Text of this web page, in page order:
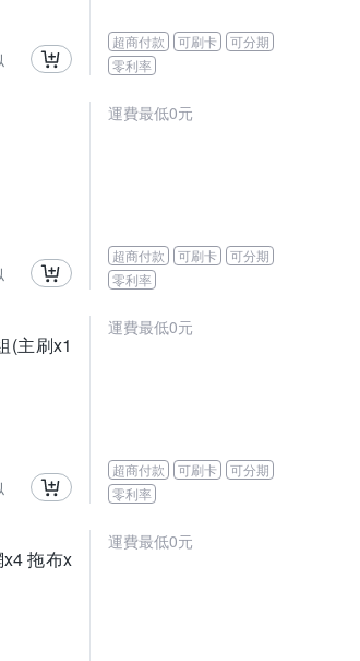
超商付款 可刷卡
可分期
零利率
運費最低0元
超商付款 可刷卡
可分期
零利率
(主刷x1
運費最低0元
超商付款 可刷卡
可分期
零利率
拖布x
運費最低0元